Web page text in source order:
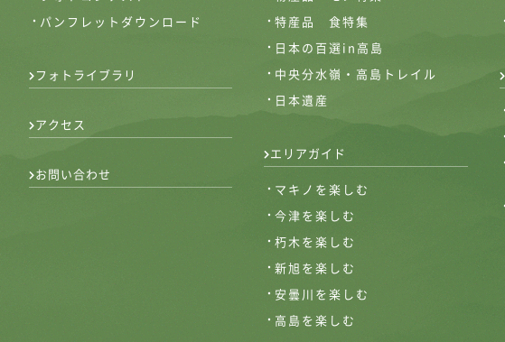
パンフレットダウンロード
フォトライブラリ
アクセス
お問い合わせ
特産品 食特集
日本の百選in高島
中央分水嶺・高島トレイル
日本遺産
エリアガイド
マキノを楽しむ
今津を楽しむ
朽木を楽しむ
新旭を楽しむ
安曇川を楽しむ
高島を楽しむ